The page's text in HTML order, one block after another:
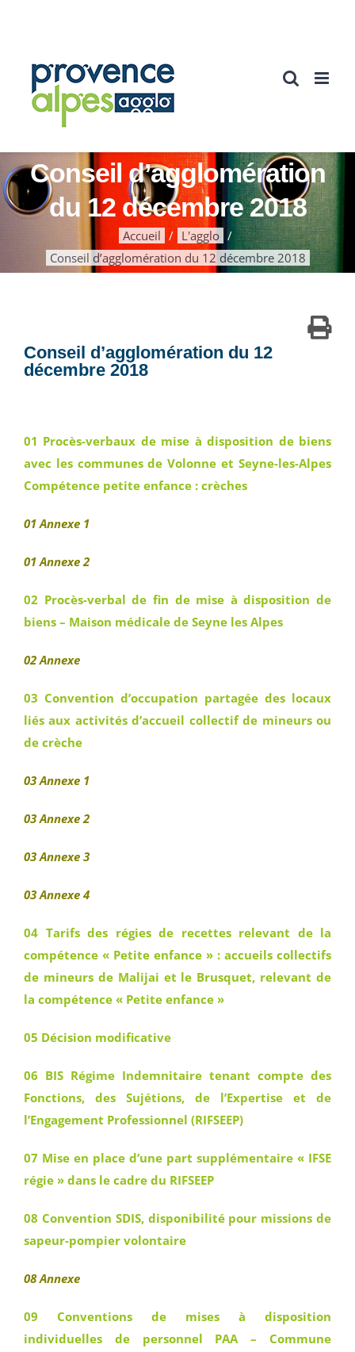
Conseil d’agglomération
du 12 décembre 2018
Accueil
L'agglo
Conseil d’agglomération du 12 décembre 2018
Conseil d’agglomération du 12
décembre 2018
01 Procès-verbaux de mise à disposition de biens
avec les communes de Volonne et Seyne-les-Alpes
Compétence petite enfance : crèches
01 Annexe 1
01 Annexe 2
02 Procès-verbal de fin de mise à disposition de
biens – Maison médicale de Seyne les Alpes
02 Annexe
03 Convention d’occupation partagée des locaux
liés aux activités d’accueil collectif de mineurs ou
de crèche
03 Annexe 1
03 Annexe 2
03 Annexe 3
03 Annexe 4
04 Tarifs des régies de recettes relevant de la
compétence « Petite enfance » : accueils collectifs
de mineurs de Malijai et le Brusquet, relevant de
la compétence « Petite enfance »
05 Décision modificative
06 BIS Régime Indemnitaire tenant compte des
Fonctions, des Sujétions, de l’Expertise et de
l’Engagement Professionnel (RIFSEEP)
07 Mise en place d’une part supplémentaire « IFSE
régie » dans le cadre du RIFSEEP
08 Convention SDIS, disponibilité pour missions de
sapeur-pompier volontaire
08 Annexe
09 Conventions de mises à disposition
individuelles de personnel PAA – Commune